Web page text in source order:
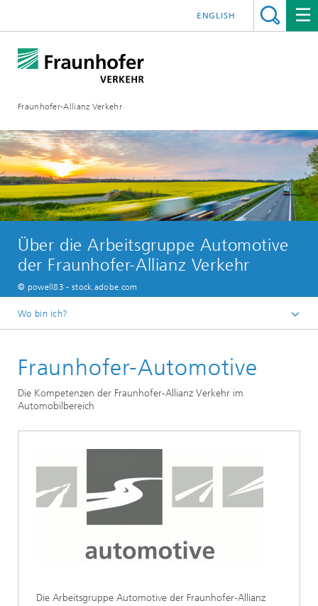
Fraunhofer-Allianz Verkehr
ENGLISH
Über die Arbeitsgruppe Automotive
der Fraunhofer-Allianz Verkehr
© powell83 - stock.adobe.com
Wo bin ich?
Arbeitsgruppen
Fraunhofer-Automotive
Die Kompetenzen der Fraunhofer-Allianz Verkehr im
Automobilbereich
Die Arbeitsgruppe Automotive der Fraunhofer-Allianz